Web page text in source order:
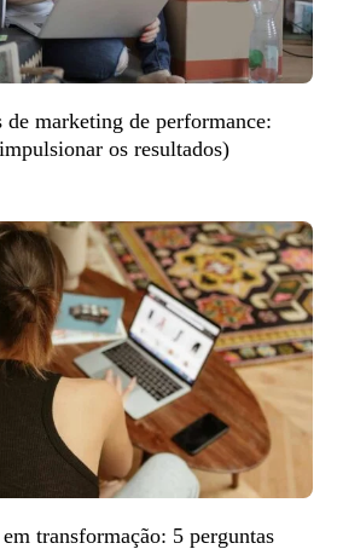
marketing de performance:
os resultados)
transformação: 5 perguntas